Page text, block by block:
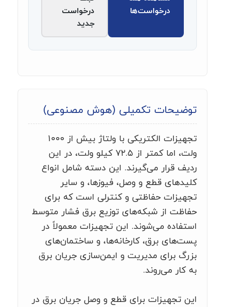
درخواست‌ها
درخواست
جدید
توضیحات تکمیلی (هوش مصنوعی)
تجهیزات الکتریکی با ولتاژ بیش از ۱۰۰۰
ولت، اما کمتر از ۷۲.۵ کیلو ولت، در این
ردیف قرار می‌گیرند. این دسته شامل انواع
کلیدهای قطع و وصل، فیوزها، و سایر
تجهیزات حفاظتی و کنترلی است که برای
حفاظت از شبکه‌های توزیع برق فشار متوسط
استفاده می‌شوند. این تجهیزات معمولاً در
پست‌های برق، کارخانه‌ها، و ساختمان‌های
بزرگ برای مدیریت و ایمن‌سازی جریان برق
به کار می‌روند.
این تجهیزات برای قطع و وصل جریان برق در